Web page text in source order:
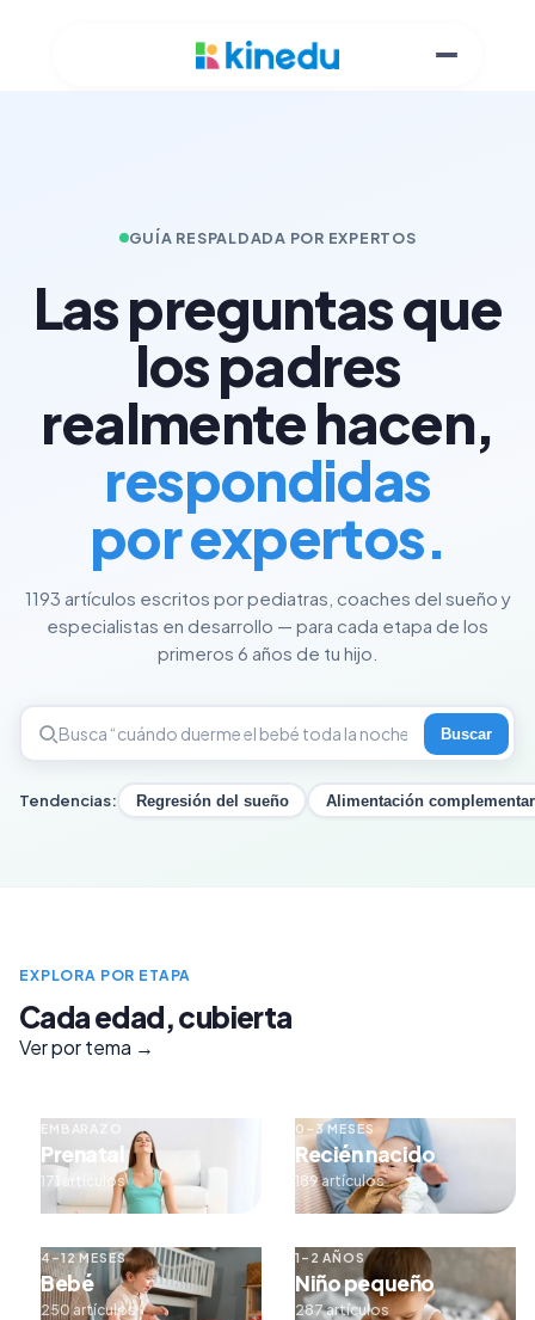
GUÍA RESPALDADA POR EXPERTOS
Las preguntas que
los padres
realmente hacen,
respondidas
por expertos.
1193 artículos escritos por pediatras, coaches del sueño y
especialistas en desarrollo — para cada etapa de los
primeros 6 años de tu hijo.
Buscar
Tendencias: Regresión del sueño Alimentación
EXPLORA POR ETAPA
Cada edad, cubierta
Ver por tema →
EMBARAZO
Prenatal
171 artículos
0–3 MESES
Recién nacido
189 artículos
4–12 MESES
Bebé
250 artículos
1–2 AÑOS
Niño pequeño
287 artículos